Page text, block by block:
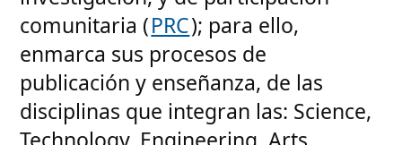
comunitaria (PRC); para ello,
enmarca sus procesos de
publicación y enseñanza, de las
disciplinas que integran las: Science,